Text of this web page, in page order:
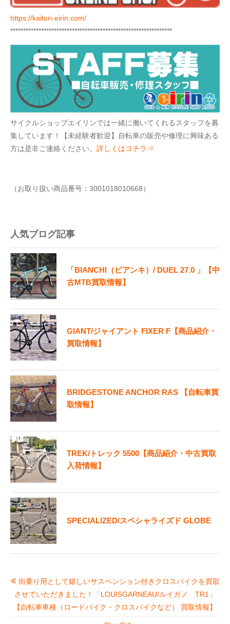
https://kaitori-eirin.com/
***************************************************************
サイクルショップエイリンでは一緒に働いてくれるスタッフを募
集しています！【未経験者歓迎】自転車の販売や修理に興味ある
方は是非ご連絡ください。 詳しくはコチラ⇒
（お取り扱い商品番号：3001018010668）
人気ブログ記事
「BIANCHI（ビアンキ）/ DUEL 27.0 」【中
古MTB買取情報】
GIANT/ジャイアント FIXER F【商品紹介・
買取情報】
BRIDGESTONE ANCHOR RAS 【自転車買
取情報】
TREK/トレック 5500【商品紹介・中古買取
入荷情報】
SPECIALIZED/スペシャライズド GLOBE
街乗り用として嬉しいサスペンション付きクロスバイクを買取
させていただきました！「LOUISGARNEAU/ルイガノ TR1」
【自転車車種（ロードバイク・クロスバイクなど） 買取情報】